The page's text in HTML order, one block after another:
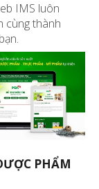
IMS luôn
cùng thành
PHẨM